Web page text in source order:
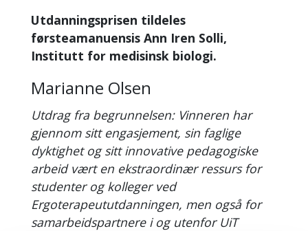
Utdanningsprisen tildeles
førsteamanuensis Ann Iren Solli,
Institutt for medisinsk biologi.
Marianne Olsen
Utdrag fra begrunnelsen: Vinneren har
gjennom sitt engasjement, sin faglige
dyktighet og sitt innovative pedagogiske
arbeid vært en ekstraordinær ressurs for
studenter og kolleger ved
Ergoterapeututdanningen, men også for
samarbeidspartnere i og utenfor UiT